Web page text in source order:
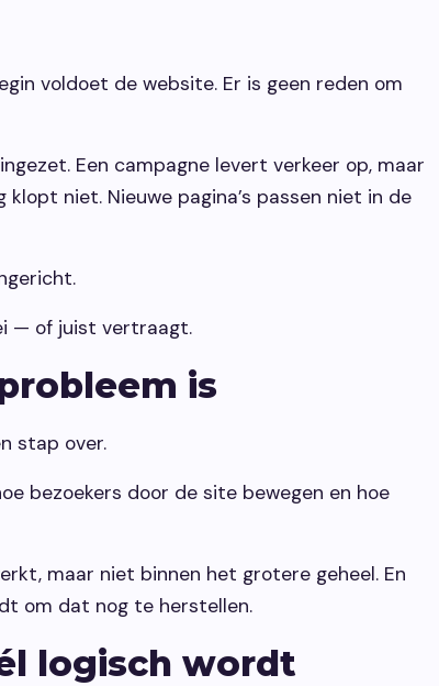
voldoet de website. Er is geen reden om
Een campagne levert verkeer op, maar
niet. Nieuwe pagina’s passen niet in de
— of juist vertraagt.
is
stap over.
bezoekers door de site bewegen en hoe
maar niet binnen het grotere geheel. En
om dat nog te herstellen.
logisch wordt